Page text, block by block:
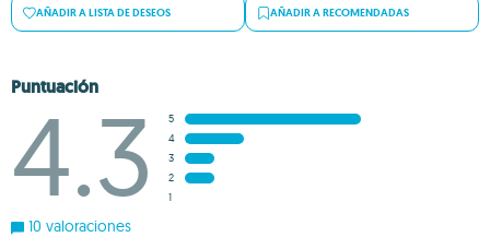
AÑADIR A LISTA DE DESEOS AÑADIR A RECOMENDADAS
Puntuación
4.3
5
4
3
2
1
10 valoraciones